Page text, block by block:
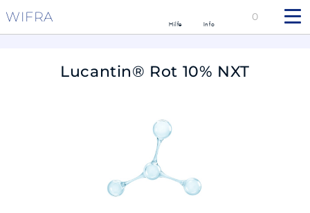
WIFRA Hilfe Info
0
Lucantin® Rot 10% NXT